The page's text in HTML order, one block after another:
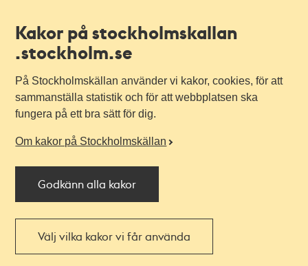
Kakor på stockholmskallan
.stockholm.se
På Stockholmskällan använder vi kakor, cookies, för att
sammanställa statistik och för att webbplatsen ska
fungera på ett bra sätt för dig.
Om kakor på Stockholmskällan
Godkänn alla kakor
Välj vilka kakor vi får använda